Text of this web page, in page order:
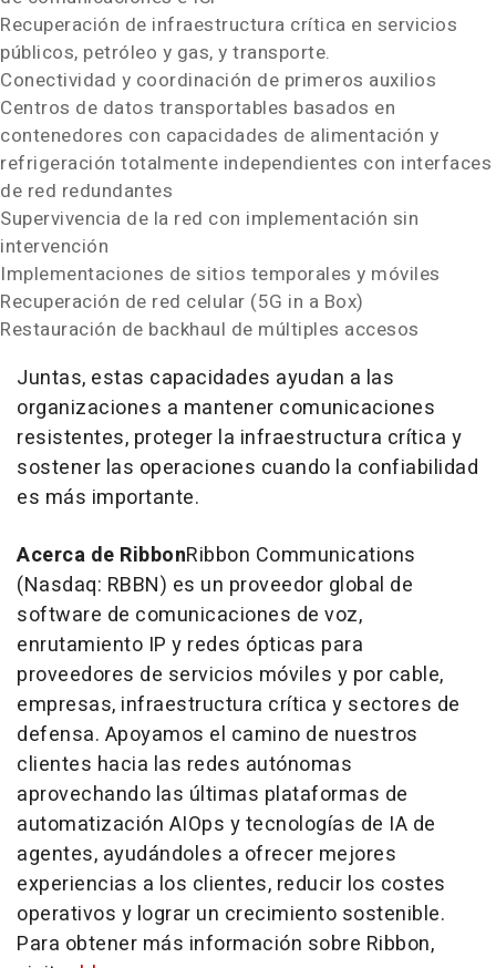
Recuperación de infraestructura crítica en servicios
públicos, petróleo y gas, y transporte.
Conectividad y coordinación de primeros auxilios
Centros de datos transportables basados en
contenedores con capacidades de alimentación y
refrigeración totalmente independientes con interfaces
de red redundantes
Supervivencia de la red con implementación sin
intervención
Implementaciones de sitios temporales y móviles
Recuperación de red celular (5G in a Box)
Restauración de backhaul de múltiples accesos
Juntas, estas capacidades ayudan a las
organizaciones a mantener comunicaciones
resistentes, proteger la infraestructura crítica y
sostener las operaciones cuando la confiabilidad
es más importante.
Acerca de RibbonRibbon Communications
(Nasdaq: RBBN) es un proveedor global de
software de comunicaciones de voz,
enrutamiento IP y redes ópticas para
proveedores de servicios móviles y por cable,
empresas, infraestructura crítica y sectores de
defensa. Apoyamos el camino de nuestros
clientes hacia las redes autónomas
aprovechando las últimas plataformas de
automatización AIOps y tecnologías de IA de
agentes, ayudándoles a ofrecer mejores
experiencias a los clientes, reducir los costes
operativos y lograr un crecimiento sostenible.
Para obtener más información sobre Ribbon,